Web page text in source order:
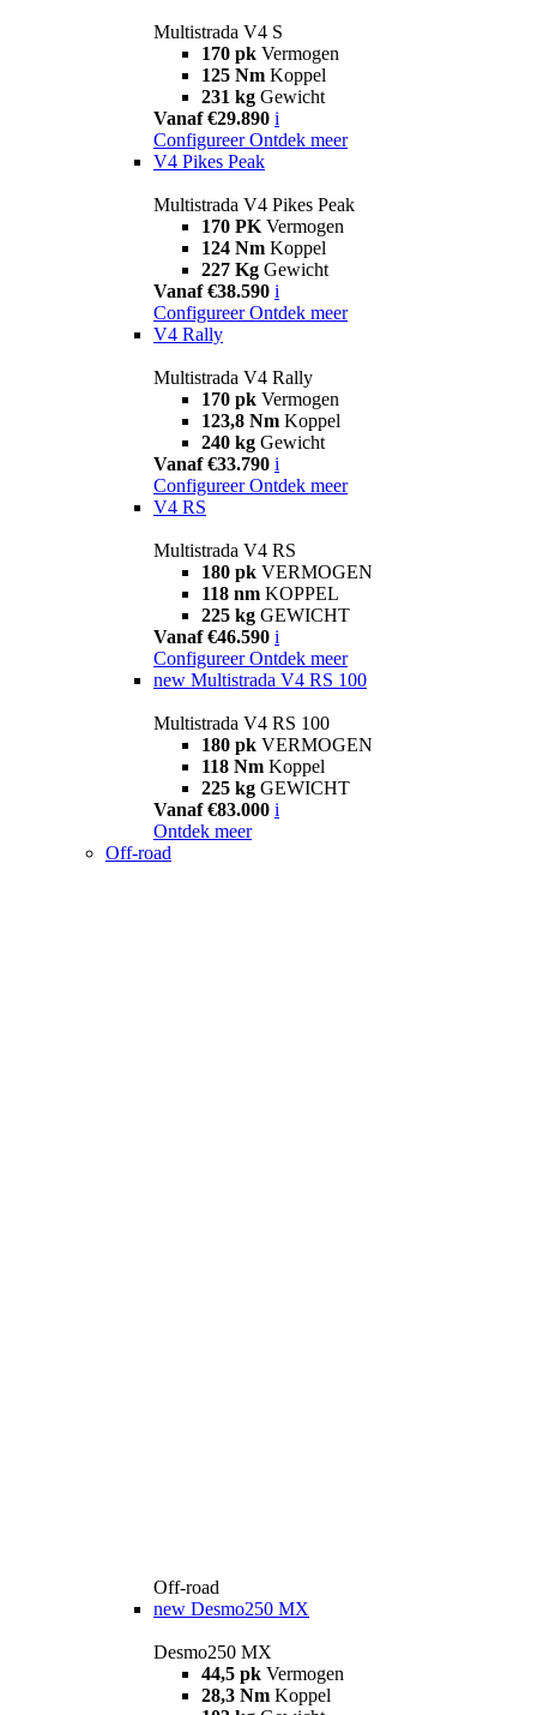
Multistrada V4 S
170 pk Vermogen
125 Nm Koppel
231 kg Gewicht
Vanaf €29.890 i
Configureer Ontdek meer
V4 Pikes Peak
Multistrada V4 Pikes Peak
170 PK Vermogen
124 Nm Koppel
227 Kg Gewicht
Vanaf €38.590 i
Configureer Ontdek meer
V4 Rally
Multistrada V4 Rally
170 pk Vermogen
123,8 Nm Koppel
240 kg Gewicht
Vanaf €33.790 i
Configureer Ontdek meer
V4 RS
Multistrada V4 RS
180 pk VERMOGEN
118 nm KOPPEL
225 kg GEWICHT
Vanaf €46.590 i
Configureer Ontdek meer
new Multistrada V4 RS 100
Multistrada V4 RS 100
180 pk VERMOGEN
118 Nm Koppel
225 kg GEWICHT
Vanaf €83.000 i
Ontdek meer
Off-road
Off-road
new Desmo250 MX
Desmo250 MX
44,5 pk Vermogen
28,3 Nm Koppel